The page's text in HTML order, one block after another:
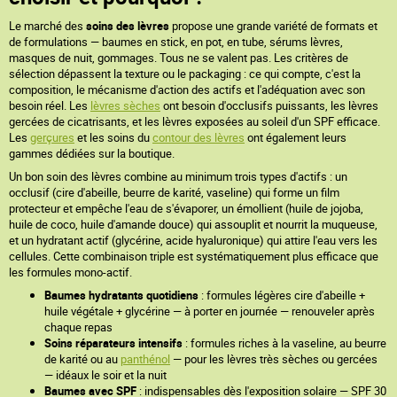
Le marché des soins des lèvrespropose une grande variété de formats et
de formulations — baumes en stick, en pot, en tube, sérums lèvres,
masques de nuit, gommages. Tous ne se valent pas. Les critères de
sélection dépassent la texture ou le packaging : ce qui compte, c'est la
composition, le mécanisme d'action des actifs et l'adéquation avec son
besoin réel. Les lèvres sèches ont besoin d'occlusifs puissants, les lèvres
gercées de cicatrisants, et les lèvres exposées au soleil d'un SPF efficace.
Les gerçures et les soins ducontour des lèvres ont également leurs
gammes dédiées sur la boutique.
Un bon soin des lèvres combine au minimum trois types d'actifs : un
occlusif (cire d'abeille, beurre de karité, vaseline) qui forme un film
protecteur et empêche l'eau de s'évaporer, un émollient (huile de jojoba,
huile de coco, huile d'amande douce) qui assouplit et nourrit la muqueuse,
et un hydratant actif (glycérine, acide hyaluronique) qui attire l'eau vers les
cellules. Cette combinaison triple est systématiquement plus efficace que
les formules mono-actif.
Baumes hydratants quotidiens : formules légères cire d'abeille +
huile végétale + glycérine — à porter en journée — renouveler après
chaque repas
Soins réparateurs intensifs : formules riches à la vaseline, au beurre
de karité ou au panthénol — pour les lèvres très sèches ou gercées
— idéaux le soir et la nuit
Baumes avec SPF : indispensables dès l'exposition solaire — SPF 30